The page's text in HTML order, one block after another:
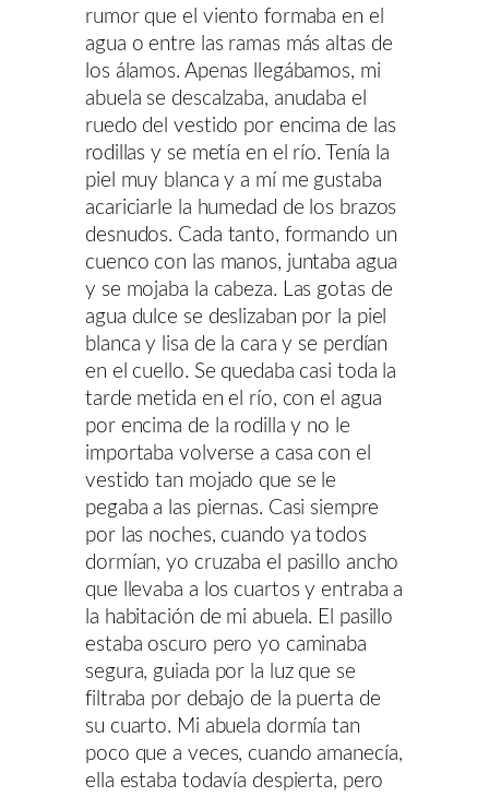
rumor que el viento formaba en el
agua o entre las ramas más altas de
los álamos. Apenas llegábamos, mi
abuela se descalzaba, anudaba el
ruedo del vestido por encima de las
rodillas y se metía en el río. Tenía la
piel muy blanca y a mí me gustaba
acariciarle la humedad de los brazos
desnudos. Cada tanto, formando un
cuenco con las manos, juntaba agua
y se mojaba la cabeza. Las gotas de
agua dulce se deslizaban por la piel
blanca y lisa de la cara y se perdían
en el cuello. Se quedaba casi toda la
tarde metida en el río, con el agua
por encima de la rodilla y no le
importaba volverse a casa con el
vestido tan mojado que se le
pegaba a las piernas. Casi siempre
por las noches, cuando ya todos
dormían, yo cruzaba el pasillo ancho
que llevaba a los cuartos y entraba a
la habitación de mi abuela. El pasillo
estaba oscuro pero yo caminaba
segura, guiada por la luz que se
filtraba por debajo de la puerta de
su cuarto. Mi abuela dormía tan
poco que a veces, cuando amanecía,
ella estaba todavía despierta, pero